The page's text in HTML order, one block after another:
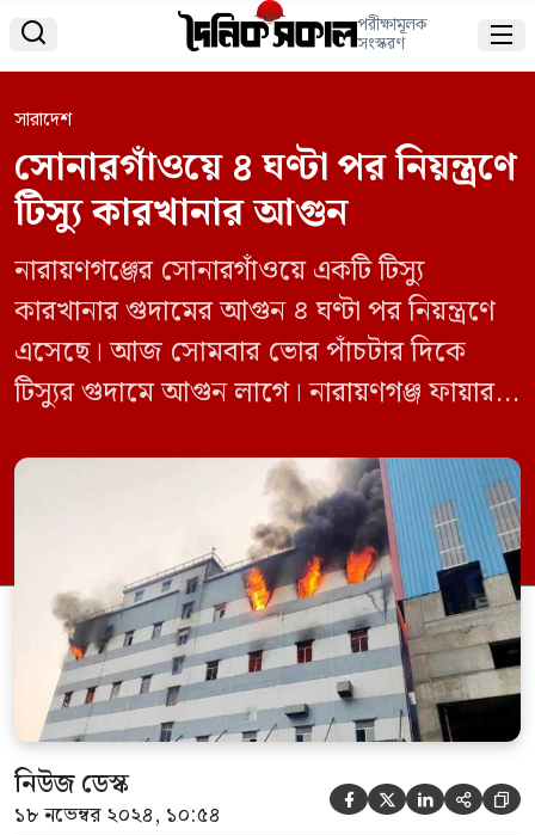
 পরীক্ষামূলক
সংস্করণ 
সারাদেশ
সোনারগাঁওয়ে ৪ ঘণ্টা পর নিয়ন্ত্রণে
টিস্যু কারখানার আগুন
নারায়ণগঞ্জের সোনারগাঁওয়ে একটি টিস্যু
কারখানার গুদামের আগুন ৪ ঘণ্টা পর নিয়ন্ত্রণে
এসেছে। আজ সোমবার ভোর পাঁচটার দিকে
টিস্যুর গুদামে আগুন লাগে। নারায়ণগঞ্জ ফায়ার
আহমেদ এ তথ্য নিশ্চিত করেছেন। তিনি জানান,
খবর পেয়ে ফায়ার সার্ভিসের সোনারগাঁও,
গজারিয়া, গজারিয়া বিসিক ফায়ার স্টেশন,বন্দর,
কাঁচপুর ও নারায়ণগঞ্জ স্টেশনের ১২টি ইউনিট
ঘটনাস্থলে যায়। প্রায় […]
নিউজ ডেস্ক
১৮ নভেম্বর ২০২৪, ১০:৫৪     